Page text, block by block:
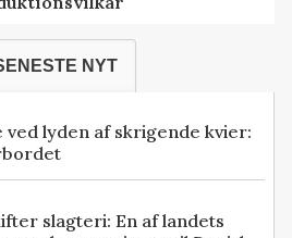
NYT
ved lyden af skrigende kvier:
slagteri: En af landets